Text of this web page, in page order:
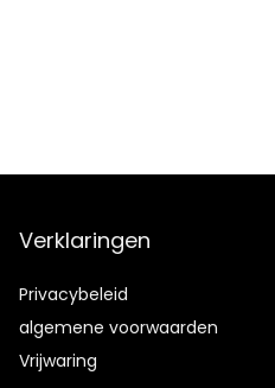
Verklaringen
Privacybeleid
algemene voorwaarden
Vrijwaring